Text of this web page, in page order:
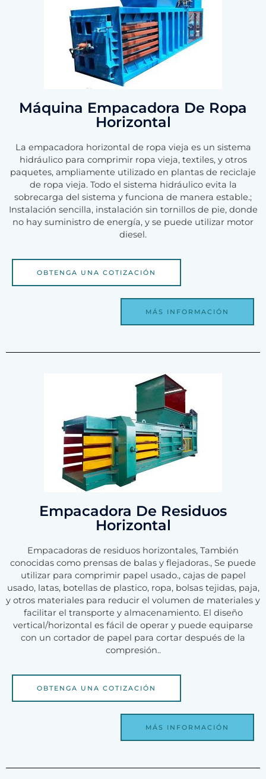
Máquina Empacadora De Ropa
Horizontal
La empacadora horizontal de ropa vieja es un sistema
hidráulico para comprimir ropa vieja, textiles, y otros
paquetes, ampliamente utilizado en plantas de reciclaje
de ropa vieja. Todo el sistema hidráulico evita la
sobrecarga del sistema y funciona de manera estable.;
Instalación sencilla, instalación sin tornillos de pie, donde
no hay suministro de energía, y se puede utilizar motor
diesel.
OBTENGA UNA COTIZACIÓN
MÁS INFORMACIÓN
Empacadora De Residuos
Horizontal
Empacadoras de residuos horizontales, También
conocidas como prensas de balas y flejadoras., Se puede
utilizar para comprimir papel usado., cajas de papel
usado, latas, botellas de plastico, ropa, bolsas tejidas, paja,
y otros materiales para reducir el volumen de materiales y
facilitar el transporte y almacenamiento. El diseño
vertical/horizontal es fácil de operar y puede equiparse
con un cortador de papel para cortar después de la
compresión..
OBTENGA UNA COTIZACIÓN
MÁS INFORMACIÓN